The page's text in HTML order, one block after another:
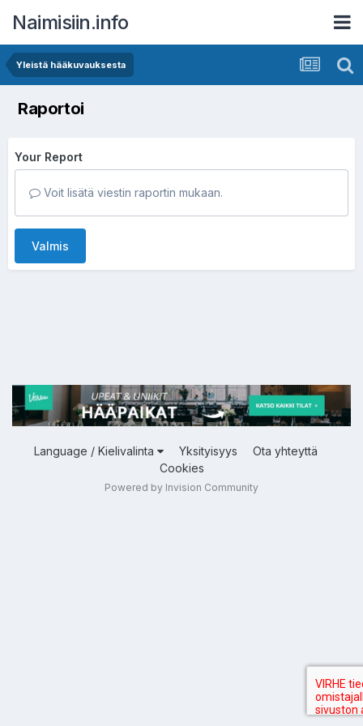
Naimisiin.info
Yleistä hääkuvauksesta
Raportoi
Your Report
Voit lisätä viestin raportin mukaan.
Valmis
Language / Kielivalinta Yksityisyys
Ota yhteyttä
Cookies
Powered by Invision Community